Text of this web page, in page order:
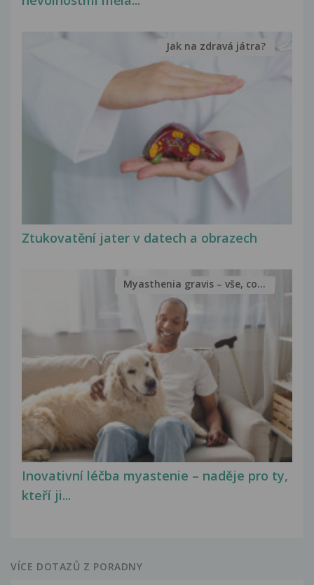
Ztukovatění jater v datech a obrazech
Jak na zdravá játra?
Inovativní léčba myastenie – naděje pro ty,
kteří ji...
Myasthenia gravis – vše, co...
VÍCE DOTAZŮ Z PORADNY